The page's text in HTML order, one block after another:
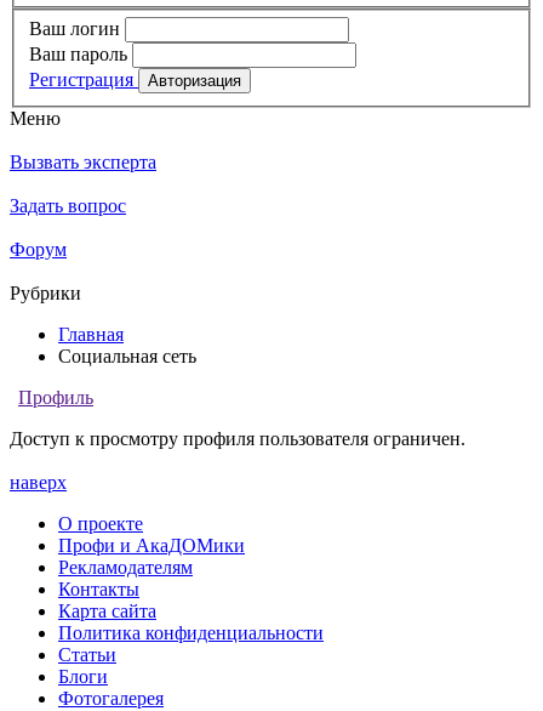
Ваш логин
Ваш пароль
Регистрация
Меню
Вызвать эксперта
Задать вопрос
Форум
Рубрики
Главная
Социальная сеть
Профиль
Доступ к просмотру профиля пользователя ограничен.
наверх
О проекте
Профи и АкаДОМики
Рекламодателям
Контакты
Карта сайта
Политика конфиденциальности
Статьи
Блоги
Фотогалерея